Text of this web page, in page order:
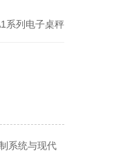
系列电子桌秤
系统与现代